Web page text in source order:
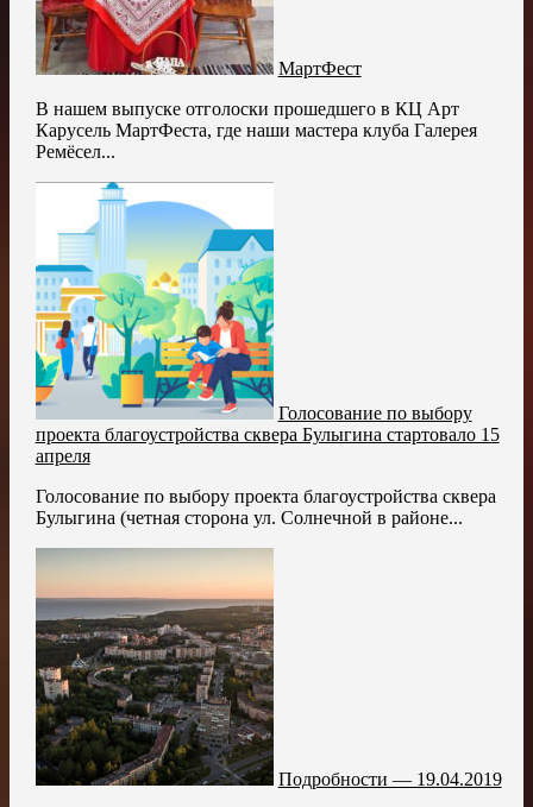
МартФест
В нашем выпуске отголоски прошедшего в КЦ Арт
Карусель МартФеста, где наши мастера клуба Галерея
Ремёсел...
Голосование по выбору
проекта благоустройства сквера Булыгина стартовало 15
апреля
Голосование по выбору проекта благоустройства сквера
Булыгина (четная сторона ул. Солнечной в районе...
Подробности — 19.04.2019